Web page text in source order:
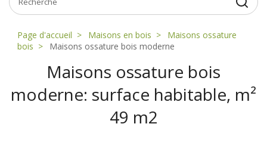
Page d'accueil Maisons en bois
Maisons ossature
bois
Maisons ossature bois moderne
Maisons ossature bois
moderne: surface habitable, m²
49 m2